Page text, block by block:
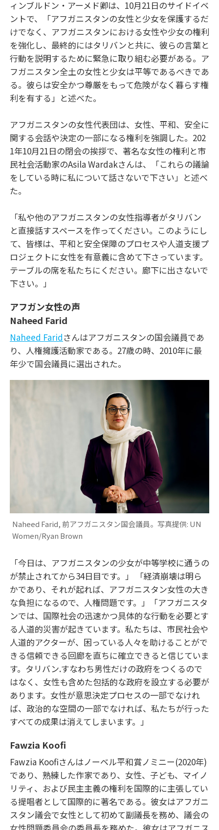
ィンブルドン・アーメド卿は、10月21日のサイドイベ
ントで、「アフガニスタンの女性と少女を保護するだ
けでなく、アフガニスタンにおける女性や少女の権利
を強化し、最終的にはタリバンと共に、彼らの言葉と
行動を説明するために緊急に取り組む必要がある。ア
フガニスタン全土の女性と少女は平等であるべきであ
る。彼らは安全かつ尊厳をもって危険がなく暮らす権
利を有する」と述べた。
アフガニスタンの女性代表団は、女性、平和、安全に
関する会話や決定の一部になる権利を強調した。202
1年10月21日の閉会の挨拶で、著名な女性の権利と市
民社会活動家のAsila Wardakさんは、「これらの議論
をしている時に私について話さないで下さい」と述べ
た。
「私や他のアフガニスタンの女性指導者がタリバン
と直接話すスペースを作ってください。このようにし
て、皆様は、平和と安全保障のプロセスや人道支援プ
ロジェクトに女性を有意義に含めて下さっています。
テーブルの席を私たちにください。廊下に出さないで
下さい。」
アフガン女性の声
Naheed Farid
Naheed Faridさんはアフガニスタンの国会議員であ
り、人権擁護活動家である。27歳の時、2010年に最
年少で国会議員に選出された。
Naheed Farid, 前アフガニスタン国会議員。写真提供: UN
Women/Ryan Brown
「今日は、アフガニスタンの少女が中等学校に通うの
が禁止されてから34日目です。」 「経済崩壊は明ら
かであり、それが起れば、アフガニスタン女性の大き
な負担になるので、人権問題です。」「アフガニスタ
ンでは、国際社会の迅速かつ具体的な行動を必要とす
る人道的災害が起きています。私たちは、市民社会や
人道的アクターが、困っている人々を助けることがで
きる信頼できる回廊を直ちに確立できると信じていま
す。タリバン.すなわち男性だけの政府をつくるので
はなく、女性も含めた包括的な政府を設立する必要が
あります。女性が意思決定プロセスの一部でなけれ
ば、政治的な空間の一部でなければ、私たちが行った
すべての成果は消えてしまいます。」
Fawzia Koofi
Fawzia Koofiさんはノーベル平和賞ノミニー(2020年)
であり、熟練した作家であり、女性、子ども、マイノ
リティ、および民主主義の権利を国際的に主張してい
る提唱者として国際的に著名である。彼女はアフガニ
スタン議会で女性として初めて副議長を務め、議会の